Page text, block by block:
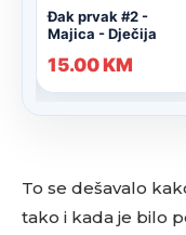
To se dešavalo
tako i kada je bilo